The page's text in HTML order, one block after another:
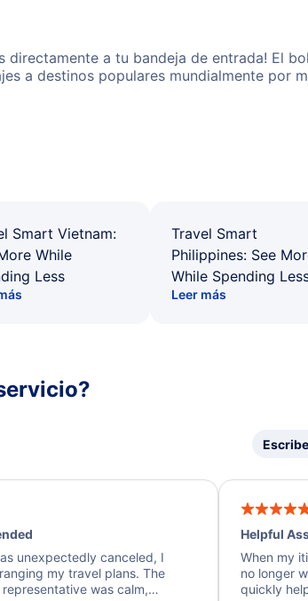
a tu bandeja de entrada! El
a destinos populares mundialmente por
Smart Vietnam:
While
Less
Travel Smart
Philippines: See
While Spending
Leer más
unexpectedly canceled, I
my travel plans. The
was calm,
Helpful
When my
no longer
quickly